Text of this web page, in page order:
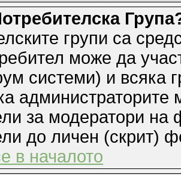
групи са
може да
системи) и всяка
администраторите
за модератори
до личен (скрит)
в началото